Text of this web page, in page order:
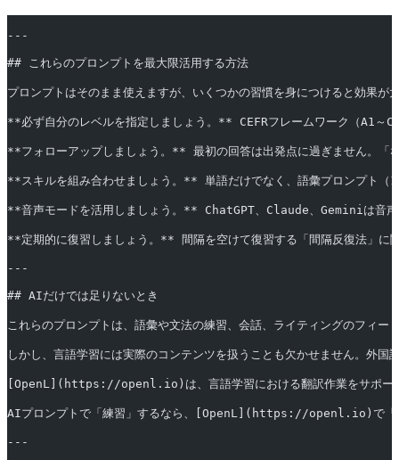
---
## これらのプロンプトを最大限活用する方法
プロンプトはそのまま使えますが、いくつかの習慣を身につけると効果が
**必ず自分のレベルを指定しましょう。** CEFRフレームワーク（A1～
**フォローアップしましょう。** 最初の回答は出発点に過ぎません。「
**スキルを組み合わせましょう。** 単語だけでなく、語彙プロンプト（
**音声モードを活用しましょう。** ChatGPT、Claude、Geminiは音声
**定期的に復習しましょう。** 間隔を空けて復習する「間隔反復法」に
---
## AIだけでは足りないとき
これらのプロンプトは、語彙や文法の練習、会話、ライティングのフィ
しかし、言語学習には実際のコンテンツを扱うことも欠かせません。外
[OpenL](https://openl.io)は、言語学習における翻訳作業をサポートし
AIプロンプトで「練習」するなら、[OpenL](https://openl.io)で「没入
---